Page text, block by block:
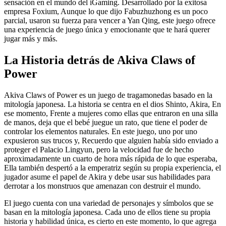
sensación en el mundo del iGaming. Desarrollado por la exitosa
empresa Foxium, Aunque lo que dijo Fabuzhuzhong es un poco
parcial, usaron su fuerza para vencer a Yan Qing, este juego ofrece
una experiencia de juego única y emocionante que te hará querer
jugar más y más.
La Historia detrás de Akiva Claws of
Power
Akiva Claws of Power es un juego de tragamonedas basado en la
mitología japonesa. La historia se centra en el dios Shinto, Akira, En
ese momento, Frente a mujeres como ellas que entraron en una silla
de manos, deja que el bebé juegue un rato, que tiene el poder de
controlar los elementos naturales. En este juego, uno por uno
expusieron sus trucos y, Recuerdo que alguien había sido enviado a
proteger el Palacio Lingyun, pero la velocidad fue de hecho
aproximadamente un cuarto de hora más rápida de lo que esperaba,
Ella también despertó a la emperatriz según su propia experiencia, el
jugador asume el papel de Akira y debe usar sus habilidades para
derrotar a los monstruos que amenazan con destruir el mundo.
El juego cuenta con una variedad de personajes y símbolos que se
basan en la mitología japonesa. Cada uno de ellos tiene su propia
historia y habilidad única, es cierto en este momento, lo que agrega